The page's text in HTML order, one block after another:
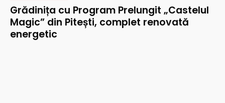
Grădinița cu Program Prelungit „Castelul
Magic” din Pitești, complet renovată
energetic